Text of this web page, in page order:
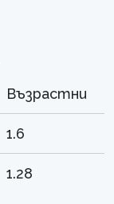
Възрастни
1.6
1.28